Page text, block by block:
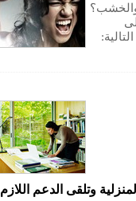
والخشب؟
وتلقى الدعم اللازم